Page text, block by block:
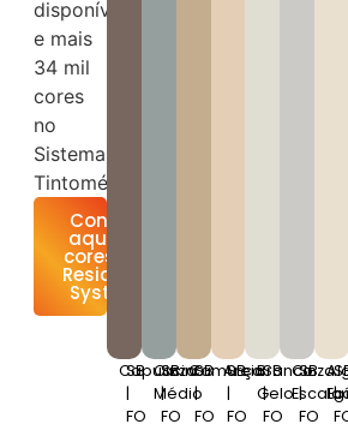
disponíveis
e mais
34 mil
cores
no
Sistema
Tintométrico!
Confira
aqui as
cores do
Resicolor
System
Capuccino
SB
|
FO
Cinza
Médio
SB
|
FO
Camurça
SB
|
FO
Areia
SB
|
FO
Branco
Gelo
SB
|
FO
Cinza
SB
|
FO
|